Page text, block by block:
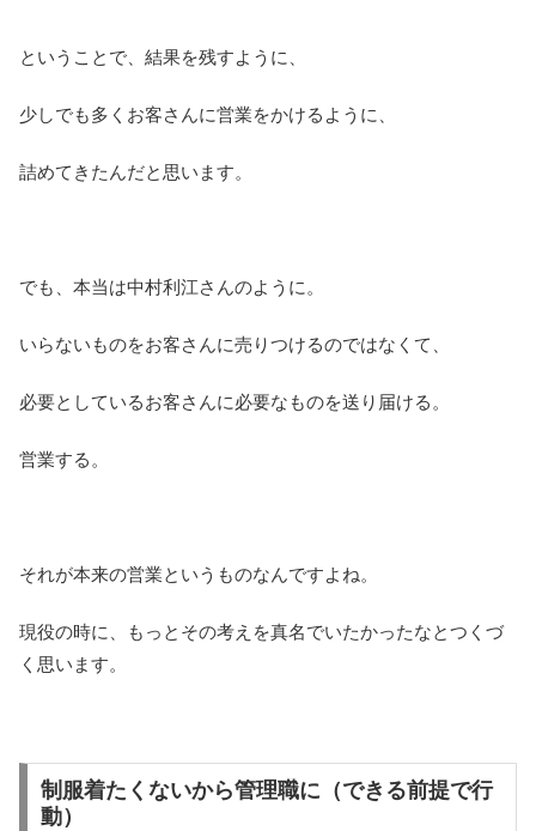
ということで、結果を残すように、
少しでも多くお客さんに営業をかけるように、
詰めてきたんだと思います。
でも、本当は中村利江さんのように。
いらないものをお客さんに売りつけるのではなくて、
必要としているお客さんに必要なものを送り届ける。
営業する。
それが本来の営業というものなんですよね。
現役の時に、もっとその考えを真名でいたかったなとつくづ
く思います。
制服着たくないから管理職に（できる前提で行
動）